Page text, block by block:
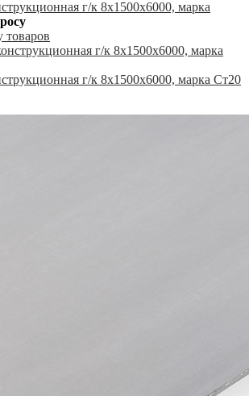
г/к 8х1500х6000, марка
товаров
г/к 8х1500х6000, марка Ст20